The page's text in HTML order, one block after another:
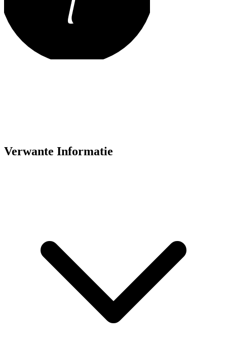
Verwante Informatie